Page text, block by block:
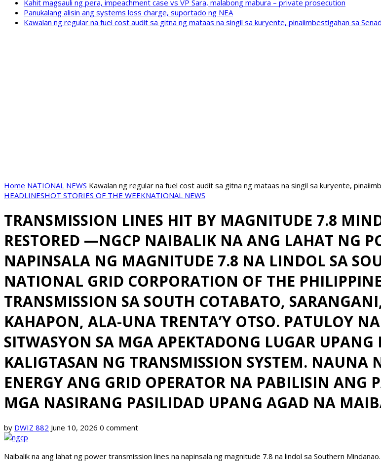
Kahit magsauli ng pera, impeachment case vs VP Sara, malabong mabura – private prosecution
Panukalang alisin ang systems loss charge, suportado ng NEA
Kawalan ng regular na fuel cost audit sa gitna ng mataas na singil sa kuryente, pinaiimbestigahan sa
Home NATIONAL NEWS Kawalan ng regular na fuel cost audit sa gitna ng mataas na singil sa kuryente,
HEADLINESHOT STORIES OF THE WEEKNATIONAL NEWS
TRANSMISSION LINES HIT BY MAGNITUDE 7.8
RESTORED —NGCP NAIBALIK NA ANG LAHAT NG
NAPINSALA NG MAGNITUDE 7.8 NA LINDOL SA
NATIONAL GRID CORPORATION OF THE
TRANSMISSION SA SOUTH COTABATO,
KAHAPON, ALA-UNA TRENTA’Y OTSO. PATULOY
SITWASYON SA MGA APEKTADONG LUGAR
KALIGTASAN NG TRANSMISSION SYSTEM.
ENERGY ANG GRID OPERATOR NA PABILISIN ANG
MGA NASIRANG PASILIDAD UPANG AGAD NA
by DWIZ 882 June 10, 2026 0 comment
Naibalik na ang lahat ng power transmission lines na napinsala ng magnitude 7.8 na lindol sa Southern Mindanao.